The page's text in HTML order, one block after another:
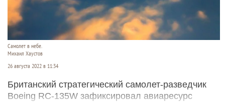
Самолет в небе.
Михаил Хаустов
26 августа 2022 в 11:34
Британский стратегический самолет-разведчик
Boeing RC-135W зафиксировал авиаресурс